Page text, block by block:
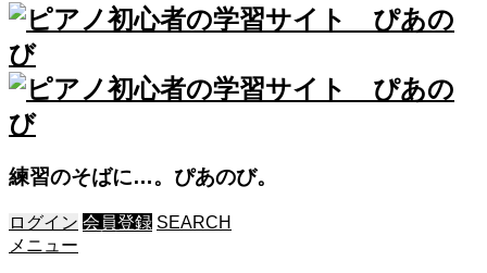
練習のそばに…。ぴあのび。
ログイン 会員登録 SEARCH
メニュー